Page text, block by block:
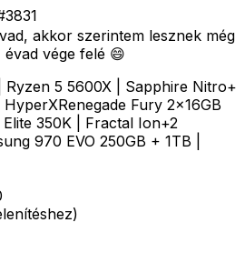
3831
akkor szerintem lesznek még
vége felé 😄
Ryzen 5 5600X | Sapphire Nitro+
Fury 2x16GB
350K | Fractal Ion+2
970 EVO 250GB + 1TB |